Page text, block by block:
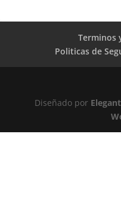
Terminos
Politicas de
Diseñado por